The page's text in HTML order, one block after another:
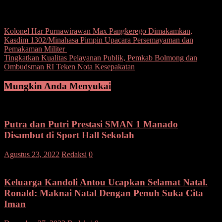
Navigasi
pos
Kolonel Har Purnawirawan Max Pangkerego Dimakamkan,
Kasdim 1302/Minahasa Pimpin Upacara Persemayaman dan
Pemakaman Militer
Tingkatkan Kualitas Pelayanan Publik, Pemkab Bolmong dan
Ombudsman RI Teken Nota Kesepakatan
Mungkin Anda Menyukai
Putra dan Putri Prestasi SMAN 1 Manado
Disambut di Sport Hall Sekolah
Agustus 23, 2022 Redaksi 0
Keluarga Kandoli Antou Ucapkan Selamat Natal.
Ronald: Maknai Natal Dengan Penuh Suka Cita
Iman